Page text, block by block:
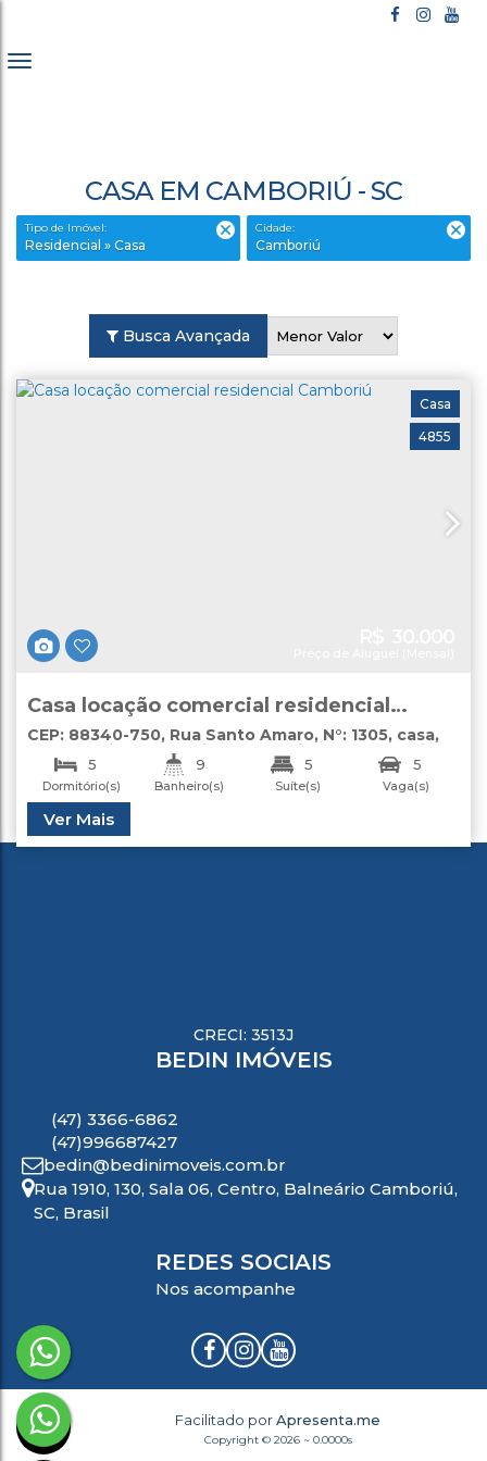
CASA EM CAMBORIÚ - SC
Tipo de Imóvel:
Residencial » Casa
Cidade:
Camboriú
Busca Avançada
4855
Casa
Casa locação comercial residencial
Camboriú
CEP: 88340-750, Rua Santo Amaro, N°: 1305, casa,
São Francisco de Assis
Camboriú Santa Catarina
Brasil
5
Dormitório(s)
9
Banheiro(s)
5
Suíte(s)
Total:
1605 .00m²
5
Vaga(s)
Ver Mais
CRECI: 3513J
BEDIN IMÓVEIS
(47) 3366-6862
(47)996687427
bedin@bedinimoveis.com.br
Rua 1910, 130, Sala 06, Centro, Balneário Camboriú,
SC, Brasil
REDES SOCIAIS
Nos acompanhe
Facilitado porApresenta.me
Copyright © 2026 ~ 0.0000s